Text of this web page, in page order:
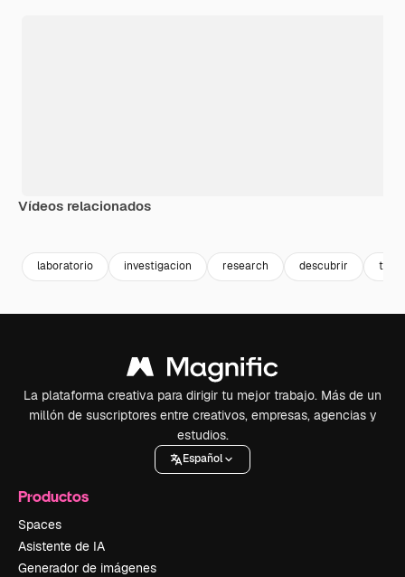
Vídeos relacionados
laboratorio investigacion research descubrir
La plataforma creativa para dirigir tu mejor trabajo. Más de un
millón de suscriptores entre creativos, empresas, agencias y
estudios.
Español
Productos
Spaces
Asistente de IA
Generador de imágenes